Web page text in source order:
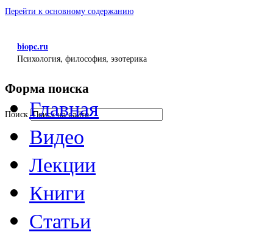
Перейти к основному содержанию
biopc.ru
Психология, философия, эзотерика
Форма поиска
ПоискГлавная
Видео
Лекции
Книги
Статьи